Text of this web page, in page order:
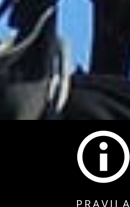
PRAVILA